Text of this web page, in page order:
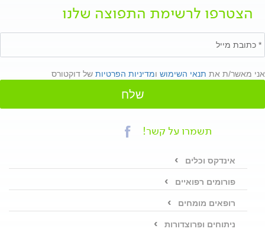
הצטרפו לרשימת התפוצה שלנו
אני מאשר/ת את תנאי השימוש ומדיניות הפרטיות של דוקטורס
שלח
תשמרו על קשר!
אינדקס וכלים
פורומים רפואיים
רופאים מומחים
ניתוחים ופרוצדורות